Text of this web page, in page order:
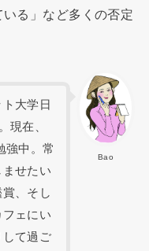
る」など多くの否定
Bao
大学日
現在、
強中。常
せたい
、そし
ェにい
して過ご